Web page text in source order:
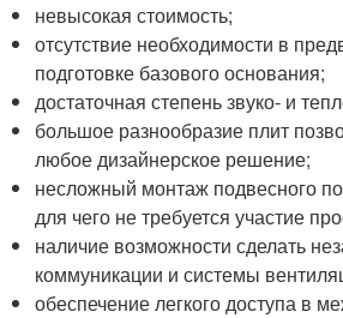
невысокая стоимость;
отсутствие необходимости в
подготовке базового основания;
достаточная степень звуко- и
большое разнообразие плит
любое дизайнерское решение;
несложный монтаж подвесного
для чего не требуется участие
наличие возможности сделать
коммуникации и системы
обеспечение легкого доступа в